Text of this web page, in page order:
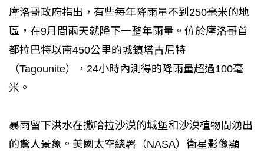
摩洛哥政府指出，有些每年降雨量不到250毫米的地
區，在9月間兩天就降下一整年雨量。位於摩洛哥首
都拉巴特以南450公里的城鎮塔古尼特
（Tagounite），24小時內測得的降雨量超過100毫
米。
暴雨留下洪水在撒哈拉沙漠的城堡和沙漠植物間湧出
的驚人景象。美國太空總署（NASA）衛星影像顯